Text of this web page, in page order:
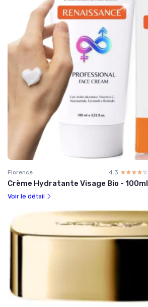
Florence 4.3 ☆☆☆☆☆
★★★★★
Crème Hydratante Visage Bio - 100ml
Voir le détail